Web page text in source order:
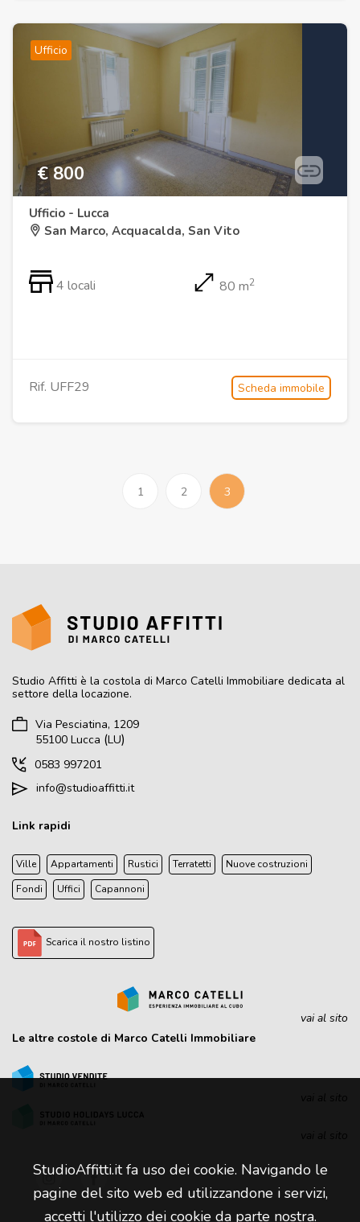
Ufficio
€ 800
Ufficio - Lucca
San Marco, Acquacalda, San Vito
4 locali 80 m2
Rif. UFF29 Scheda immobile
1 2 3
StudioAffitti.it fa uso dei cookie. Navigando le
pagine del sito web ed utilizzandone i servizi,
accetti l'utilizzo dei cookie da parte nostra.
Studio Affitti è la costola di Marco Catelli Immobiliare dedicata al
settore della locazione.
Via Pesciatina, 1209
55100 Lucca (LU)
0583 997201
info@studioaffitti.it
Link rapidi
Ville Appartamenti Rustici Terratetti
Nuove costruzioni
Fondi
Uffici Capannoni
Scarica il nostro listino
vai al sito
Le altre costole di Marco Catelli Immobiliare